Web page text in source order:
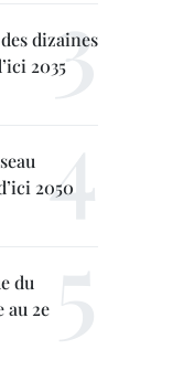
dizaines
2035
2050
du
au 2e